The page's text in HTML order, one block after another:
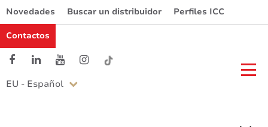
Novedades Buscar un distribuidor Perfiles ICC
Contactos
EU - Español